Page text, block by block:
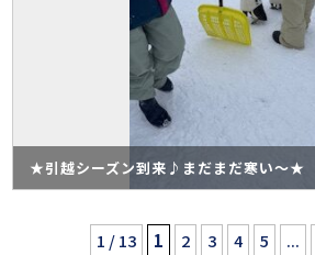
★引越シーズン到来♪まだまだ寒い～★
1 / 13 1 2 3 4 5 ...